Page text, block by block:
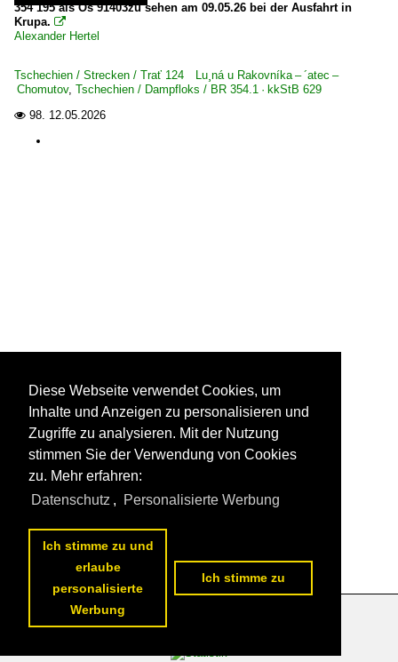
354 195 als Os 91403zu sehen am 09.05.26 bei der Ausfahrt in
Krupa. 
Alexander Hertel
Tschechien / Strecken / Trať 124 Lu¸ná u Rakovníka – ´atec –
Chomutov, Tschechien / Dampfloks / BR 354.1 · kkStB 629
 98. 12.05.2026
Datenschutzerklärung
Diese Webseite verwendet Cookies, um
Inhalte und Anzeigen zu personalisieren und
Zugriffe zu analysieren. Mit der Nutzung
stimmen Sie der Verwendung von Cookies
zu. Mehr erfahren:
Datenschutz , Personalisierte Werbung
Ich stimme zu und
erlaube
personalisierte
Werbung
Ich stimme zu